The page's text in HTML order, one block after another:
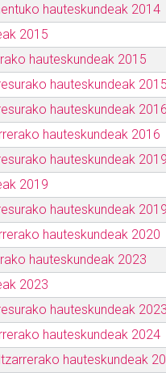
hauteskundeak 2014
2015
hauteskundeak 2015
hauteskundeak 2015
hauteskundeak 2016
hauteskundeak 2016
hauteskundeak
2019
hauteskundeak
hauteskundeak 2020
hauteskundeak 2023
2023
hauteskundeak 2023
hauteskundeak 2024
hauteskundeak